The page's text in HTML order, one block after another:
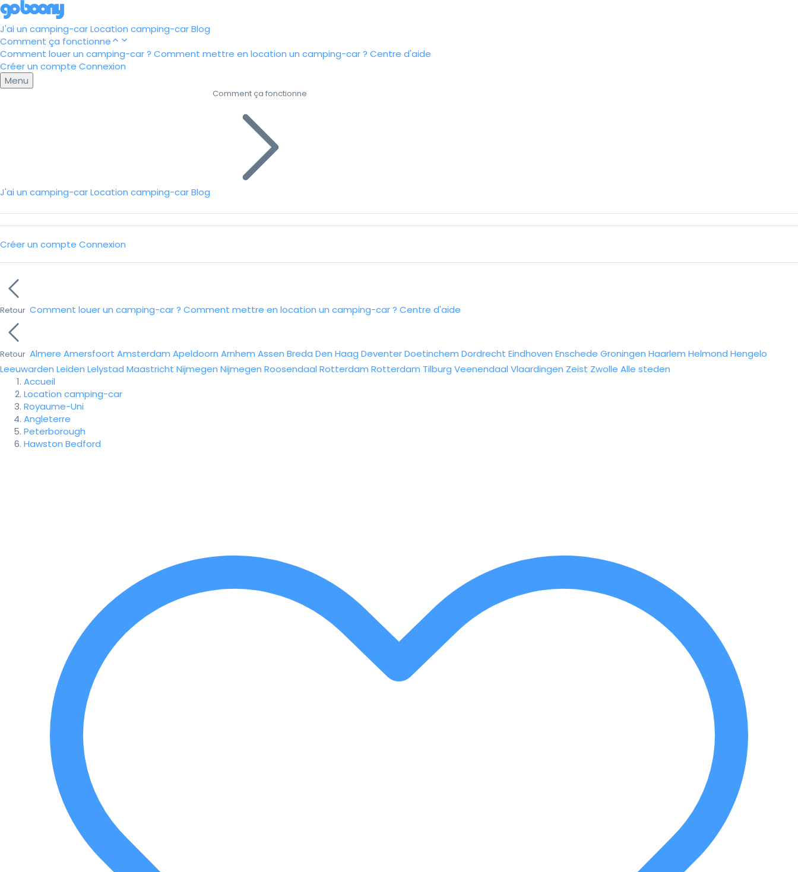
J'ai un camping-carLocation camping-carBlog
Comment ça fonctionne
Comment louer un camping-car ? Comment mettre en location un camping-car ? Centre d'aide
Créer un compte Connexion
Menu
J'ai un camping-carLocation camping-carBlog
Comment ça fonctionne
Créer un compte Connexion
Retour Comment louer un camping-car ? Comment mettre en location un camping-car ? Centre d'aide
Retour Almere Amersfoort Amsterdam Apeldoorn Arnhem Assen Breda Den Haag DeventerDoetinchem Dordrecht Eindhoven Enschede Groningen Haarlem Helmond Hengelo
Leeuwarden Leiden Lelystad Maastricht Nijmegen Nijmegen Roosendaal Rotterdam Rotterdam Tilburg Veenendaal Vlaardingen Zeist Zwolle Alle steden
Accueil
Location camping-car
Royaume-Uni
Angleterre
Peterborough
Hawston Bedford